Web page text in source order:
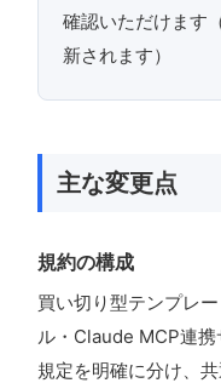
確認いただけます
新されます）
主な変更点
規約の構成
買い切り型テンプレ
ル・Claude MCP連
規定を明確に分け、